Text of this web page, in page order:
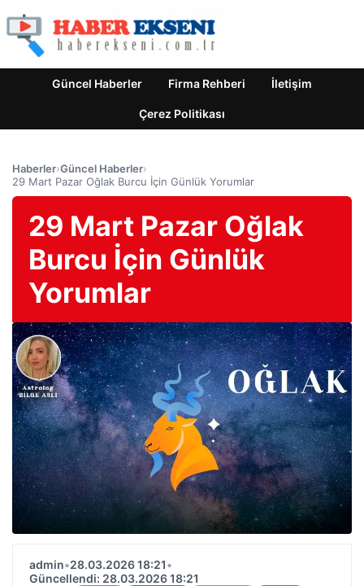
Güncel Haberler Firma Rehberi İletişim
Çerez Politikası
Haberler›Güncel Haberler›
29 Mart Pazar Oğlak Burcu İçin Günlük Yorumlar
29 Mart Pazar Oğlak
Burcu İçin Günlük
Yorumlar
admin•28.03.2026 18:21•
Güncellendi: 28.03.2026 18:21